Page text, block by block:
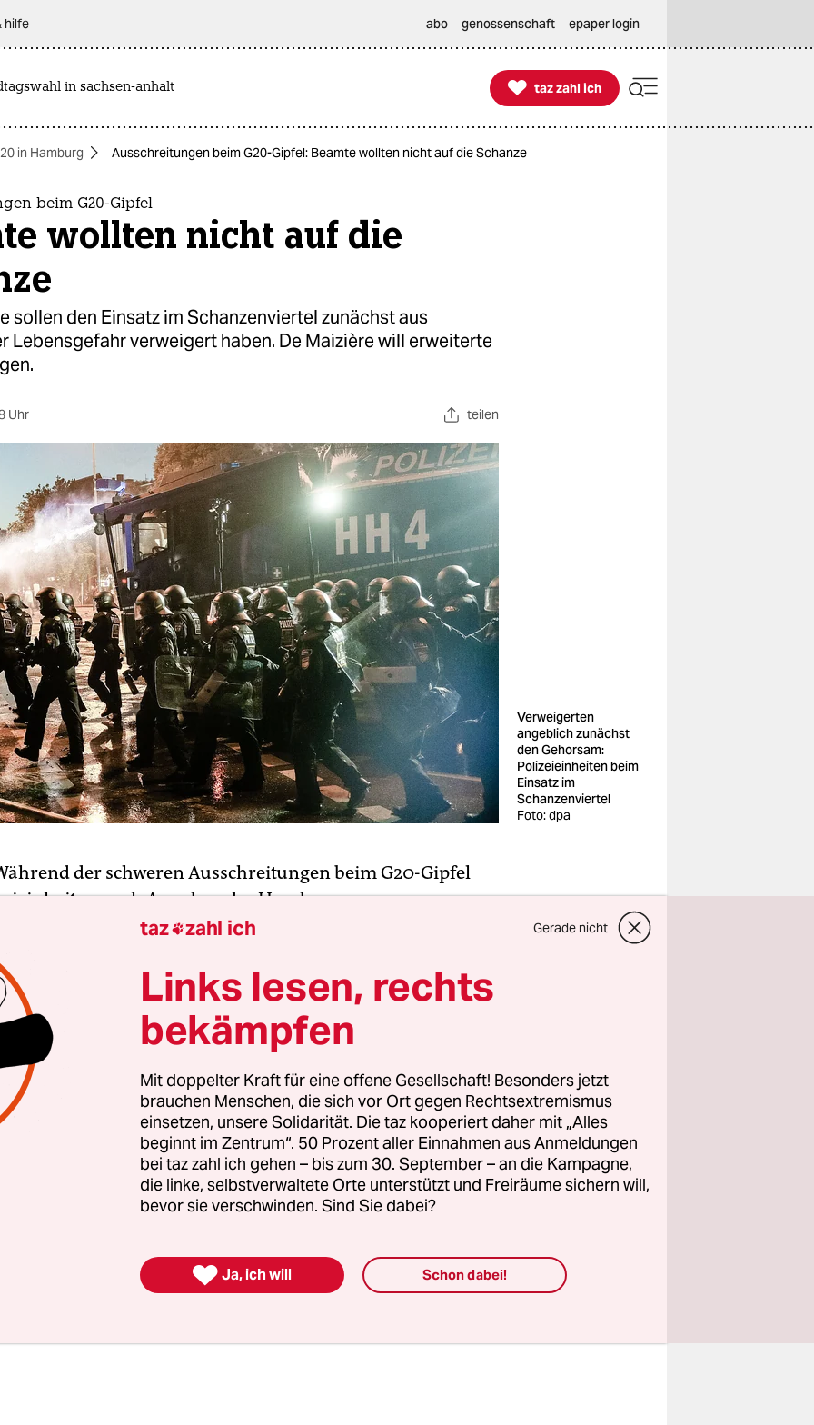
hilfe abo genossenschaft epaper login
in sachsen-anhalt 
taz zahl ich
taz zahl ich
in Hamburg Ausschreitungen beim G20-Gipfel: Beamte wollten nicht auf die Schanze
beim G20-Gipfel
wollten nicht auf die
sollen den Einsatz im Schanzenviertel zunächst aus
Lebensgefahr verweigert haben. De Maizière will erweiterte
Uhr teilen
Verweigerten
angeblich zunächst
den Gehorsam:
Polizeieinheiten beim
Einsatz im
Schanzenviertel
Foto: dpa
der schweren Ausschreitungen beim G20-Gipfel
nach Angaben des Hamburger
einen Einsatz im Schanzenviertel zunächst
Polizeipräsident Ralf Martin Meyer sagte Spiegel
die ersten Feuer brannten, hat Einsatzleiter Hartmut
planmäßig aufgefordert, auf das Schulterblatt
Aber verschiedene Einheiten hätten gesagt, da bestehe
„Da mussten Spezialeinheiten her, um die Angreifer von
zu holen.“
ein Konflikt, „wenn der Einsatzführer sagt, wir müssen
Und die Einheiten sagen: Ja, aber nicht wir“, erklärte
Gefahren für die Polizeibeamten wie für alle Menschen im
aber nicht zu kalkulieren gewesen, ohne dass die
noch nicht erlebt.“
taz zahl ich Gerade nicht
Links lesen, rechts
bekämpfen
Mit doppelter Kraft für eine offene Gesellschaft! Besonders jetzt
brauchen Menschen, die sich vor Ort gegen Rechtsextremismus
einsetzen, unsere Solidarität. Die taz kooperiert daher mit „Alles
beginnt im Zentrum“. 50 Prozent aller Einnahmen aus Anmeldungen
bei taz zahl ich gehen – bis zum 30. September – an die Kampagne,
die linke, selbstverwaltete Orte unterstützt und Freiräume sichern will,
bevor sie verschwinden. Sind Sie dabei?
 Ja, ich will Schon dabei!